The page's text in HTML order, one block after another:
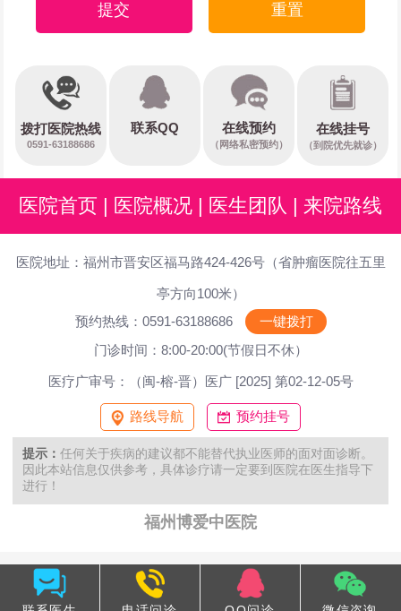
提交 重置
拨打医院热线
0591-63188686
联系QQ 在线预约
（网络私密预约）
在线挂号
（到院优先就诊）
医院首页 医院概况 医生团队 来院路线
医院地址：福州市晋安区福马路424-426号（省肿瘤医院往五里
亭方向100米）
预约热线：0591-63188686
一键拨打
门诊时间：8:00-20:00(节假日不休）
医疗广审号：（闽-榕-晋）医广 [2025] 第02-12-05号
路线导航 预约挂号
提示： 任何关于疾病的建议都不能替代执业医师的面对面诊断。
因此本站信息仅供参考，具体诊疗请一定要到医院在医生指导下
进行！
福州博爱中医院